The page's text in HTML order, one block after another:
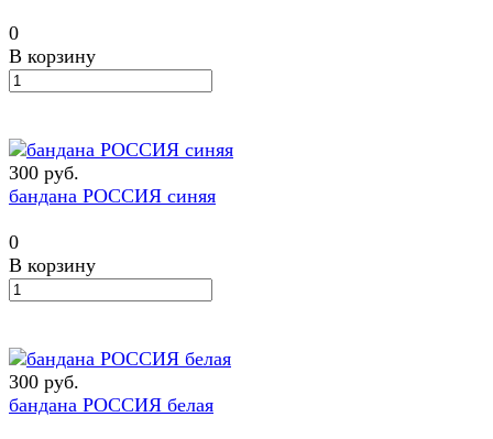
0
В корзину
300 руб.
бандана РОССИЯ синяя
0
В корзину
300 руб.
бандана РОССИЯ белая